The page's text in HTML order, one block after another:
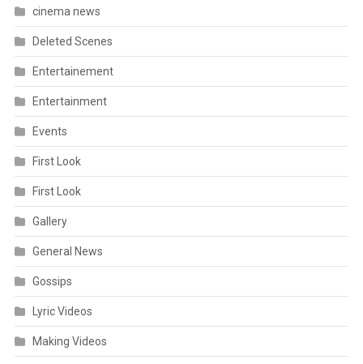
cinema news
Deleted Scenes
Entertainement
Entertainment
Events
First Look
First Look
Gallery
General News
Gossips
Lyric Videos
Making Videos